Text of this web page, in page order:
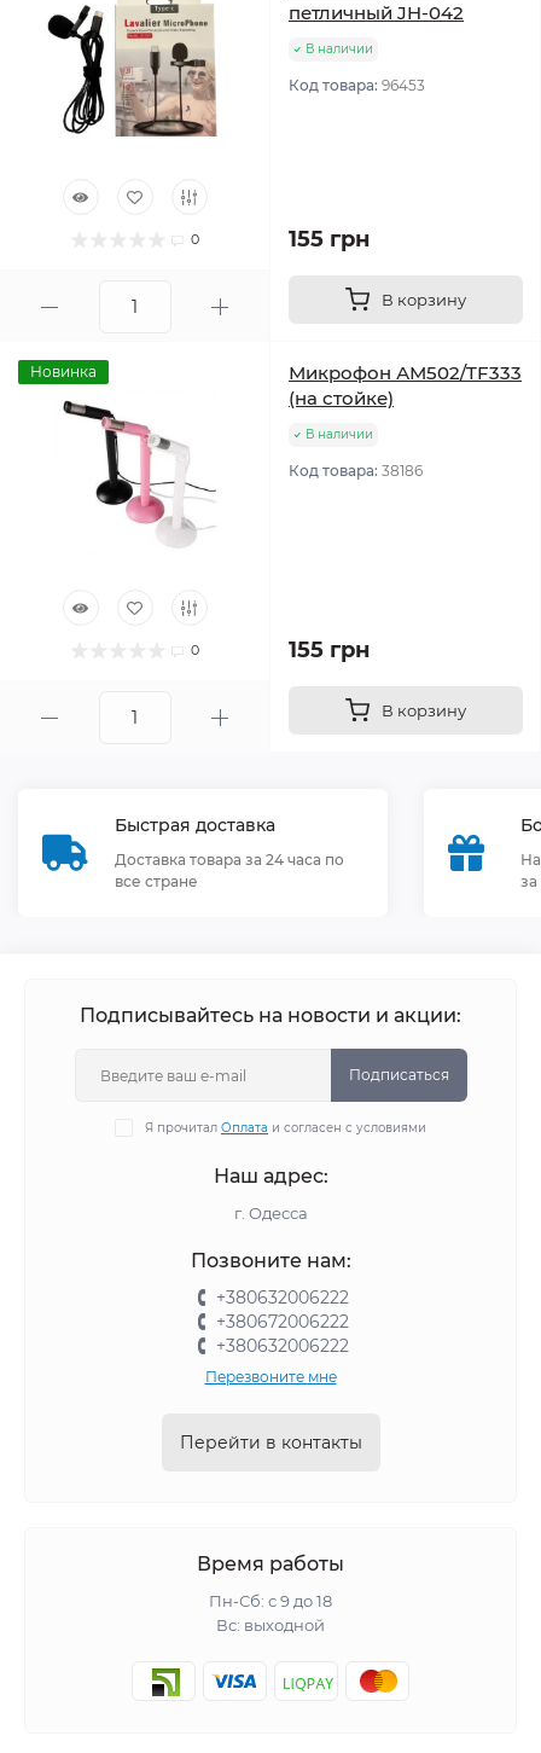
0
петличный JH-042
В наличии
Код товара: 96453
155 грн
В корзину
Новинка
0
Микрофон АМ502/TF333
(на стойке)
В наличии
Код товара: 38186
155 грн
В корзину
Быстрая доставка
Доставка товара за 24 часа по
все стране
Подписывайтесь на новости и акции:
Подписаться
Я прочитал Оплата и согласен с условиями
Наш адрес:
г. Одесса
Позвоните нам:
+380632006222
+380672006222
+380632006222
Перезвоните мне
Перейти в контакты
Время работы
Пн-Сб: с 9 до 18
Вс: выходной